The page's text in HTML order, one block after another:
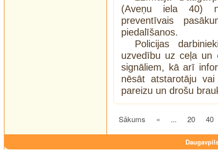
(Aveņu iela 40)
preventīvais
piedalīšanos.
Policijas
uzvedību uz ceļa un
signāliem, kā arī
nēsāt atstarotāju
pareizu un drošu
Sākums « ... 20 40